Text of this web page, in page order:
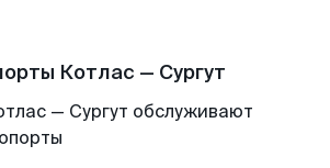
Котлас — Сургут
— Сургут обслуживают